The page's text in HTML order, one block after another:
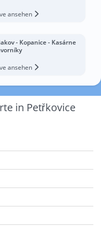
ansehen
- Kopanice - Kasárne
ansehen
in Petřkovice